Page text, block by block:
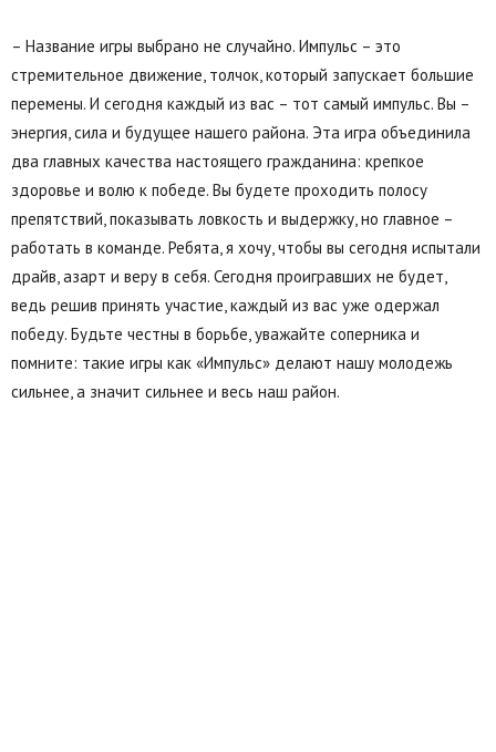
– Название игры выбрано не случайно. Импульс – это
стремительное движение, толчок, который запускает большие
перемены. И сегодня каждый из вас – тот самый импульс. Вы –
энергия, сила и будущее нашего района. Эта игра объединила
два главных качества настоящего гражданина: крепкое
здоровье и волю к победе. Вы будете проходить полосу
препятствий, показывать ловкость и выдержку, но главное –
работать в команде. Ребята, я хочу, чтобы вы сегодня испытали
драйв, азарт и веру в себя. Сегодня проигравших не будет,
ведь решив принять участие, каждый из вас уже одержал
победу. Будьте честны в борьбе, уважайте соперника и
помните: такие игры как «Импульс» делают нашу молодежь
сильнее, а значит сильнее и весь наш район.